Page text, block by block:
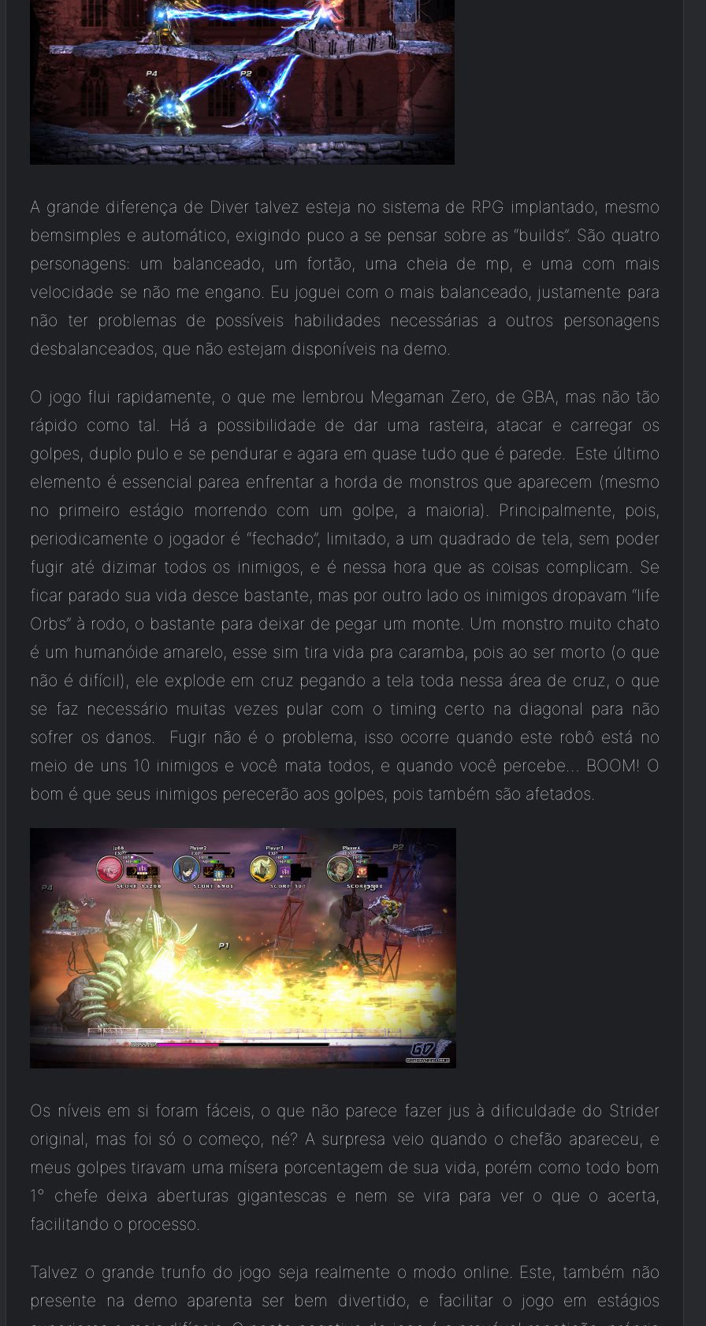
A grande diferença de Diver talvez esteja no sistema de RPG implantado, mesmo
bemsimples e automático, exigindo puco a se pensar sobre as “builds”. São quatro
personagens: um balanceado, um fortão, uma cheia de mp, e uma com mais
velocidade se não me engano. Eu joguei com o mais balanceado, justamente para
não ter problemas de possíveis habilidades necessárias a outros personagens
desbalanceados, que não estejam disponíveis na demo.
O jogo flui rapidamente, o que me lembrou Megaman Zero, de GBA, mas não tão
rápido como tal. Há a possibilidade de dar uma rasteira, atacar e carregar os
golpes, duplo pulo e se pendurar e agara em quase tudo que é parede. Este último
elemento é essencial parea enfrentar a horda de monstros que aparecem (mesmo
no primeiro estágio morrendo com um golpe, a maioria). Principalmente, pois,
periodicamente o jogador é “fechado”, limitado, a um quadrado de tela, sem poder
fugir até dizimar todos os inimigos, e é nessa hora que as coisas complicam. Se
ficar parado sua vida desce bastante, mas por outro lado os inimigos dropavam “life
Orbs” à rodo, o bastante para deixar de pegar um monte. Um monstro muito chato
é um humanóide amarelo, esse sim tira vida pra caramba, pois ao ser morto (o que
não é difícil), ele explode em cruz pegando a tela toda nessa área de cruz, o que
se faz necessário muitas vezes pular com o timing certo na diagonal para não
sofrer os danos. Fugir não é o problema, isso ocorre quando este robô está no
meio de uns 10 inimigos e você mata todos, e quando você percebe… BOOM! O
bom é que seus inimigos perecerão aos golpes, pois também são afetados.
Os níveis em si foram fáceis, o que não parece fazer jus à dificuldade do Strider
original, mas foi só o começo, né? A surpresa veio quando o chefão apareceu, e
meus golpes tiravam uma mísera porcentagem de sua vida, porém como todo bom
1° chefe deixa aberturas gigantescas e nem se vira para ver o que o acerta,
facilitando o processo.
Talvez o grande trunfo do jogo seja realmente o modo online. Este, também não
presente na demo aparenta ser bem divertido, e facilitar o jogo em estágios